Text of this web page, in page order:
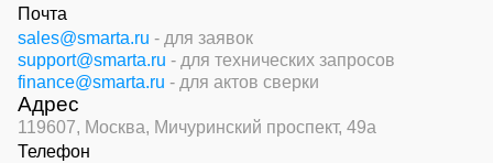
Почта
sales@smarta.ru - для заявок
support@smarta.ru - для технических запросов
finance@smarta.ru - для актов сверки
Адрес
119607, Москва, Мичуринский проспект, 49а
Телефон